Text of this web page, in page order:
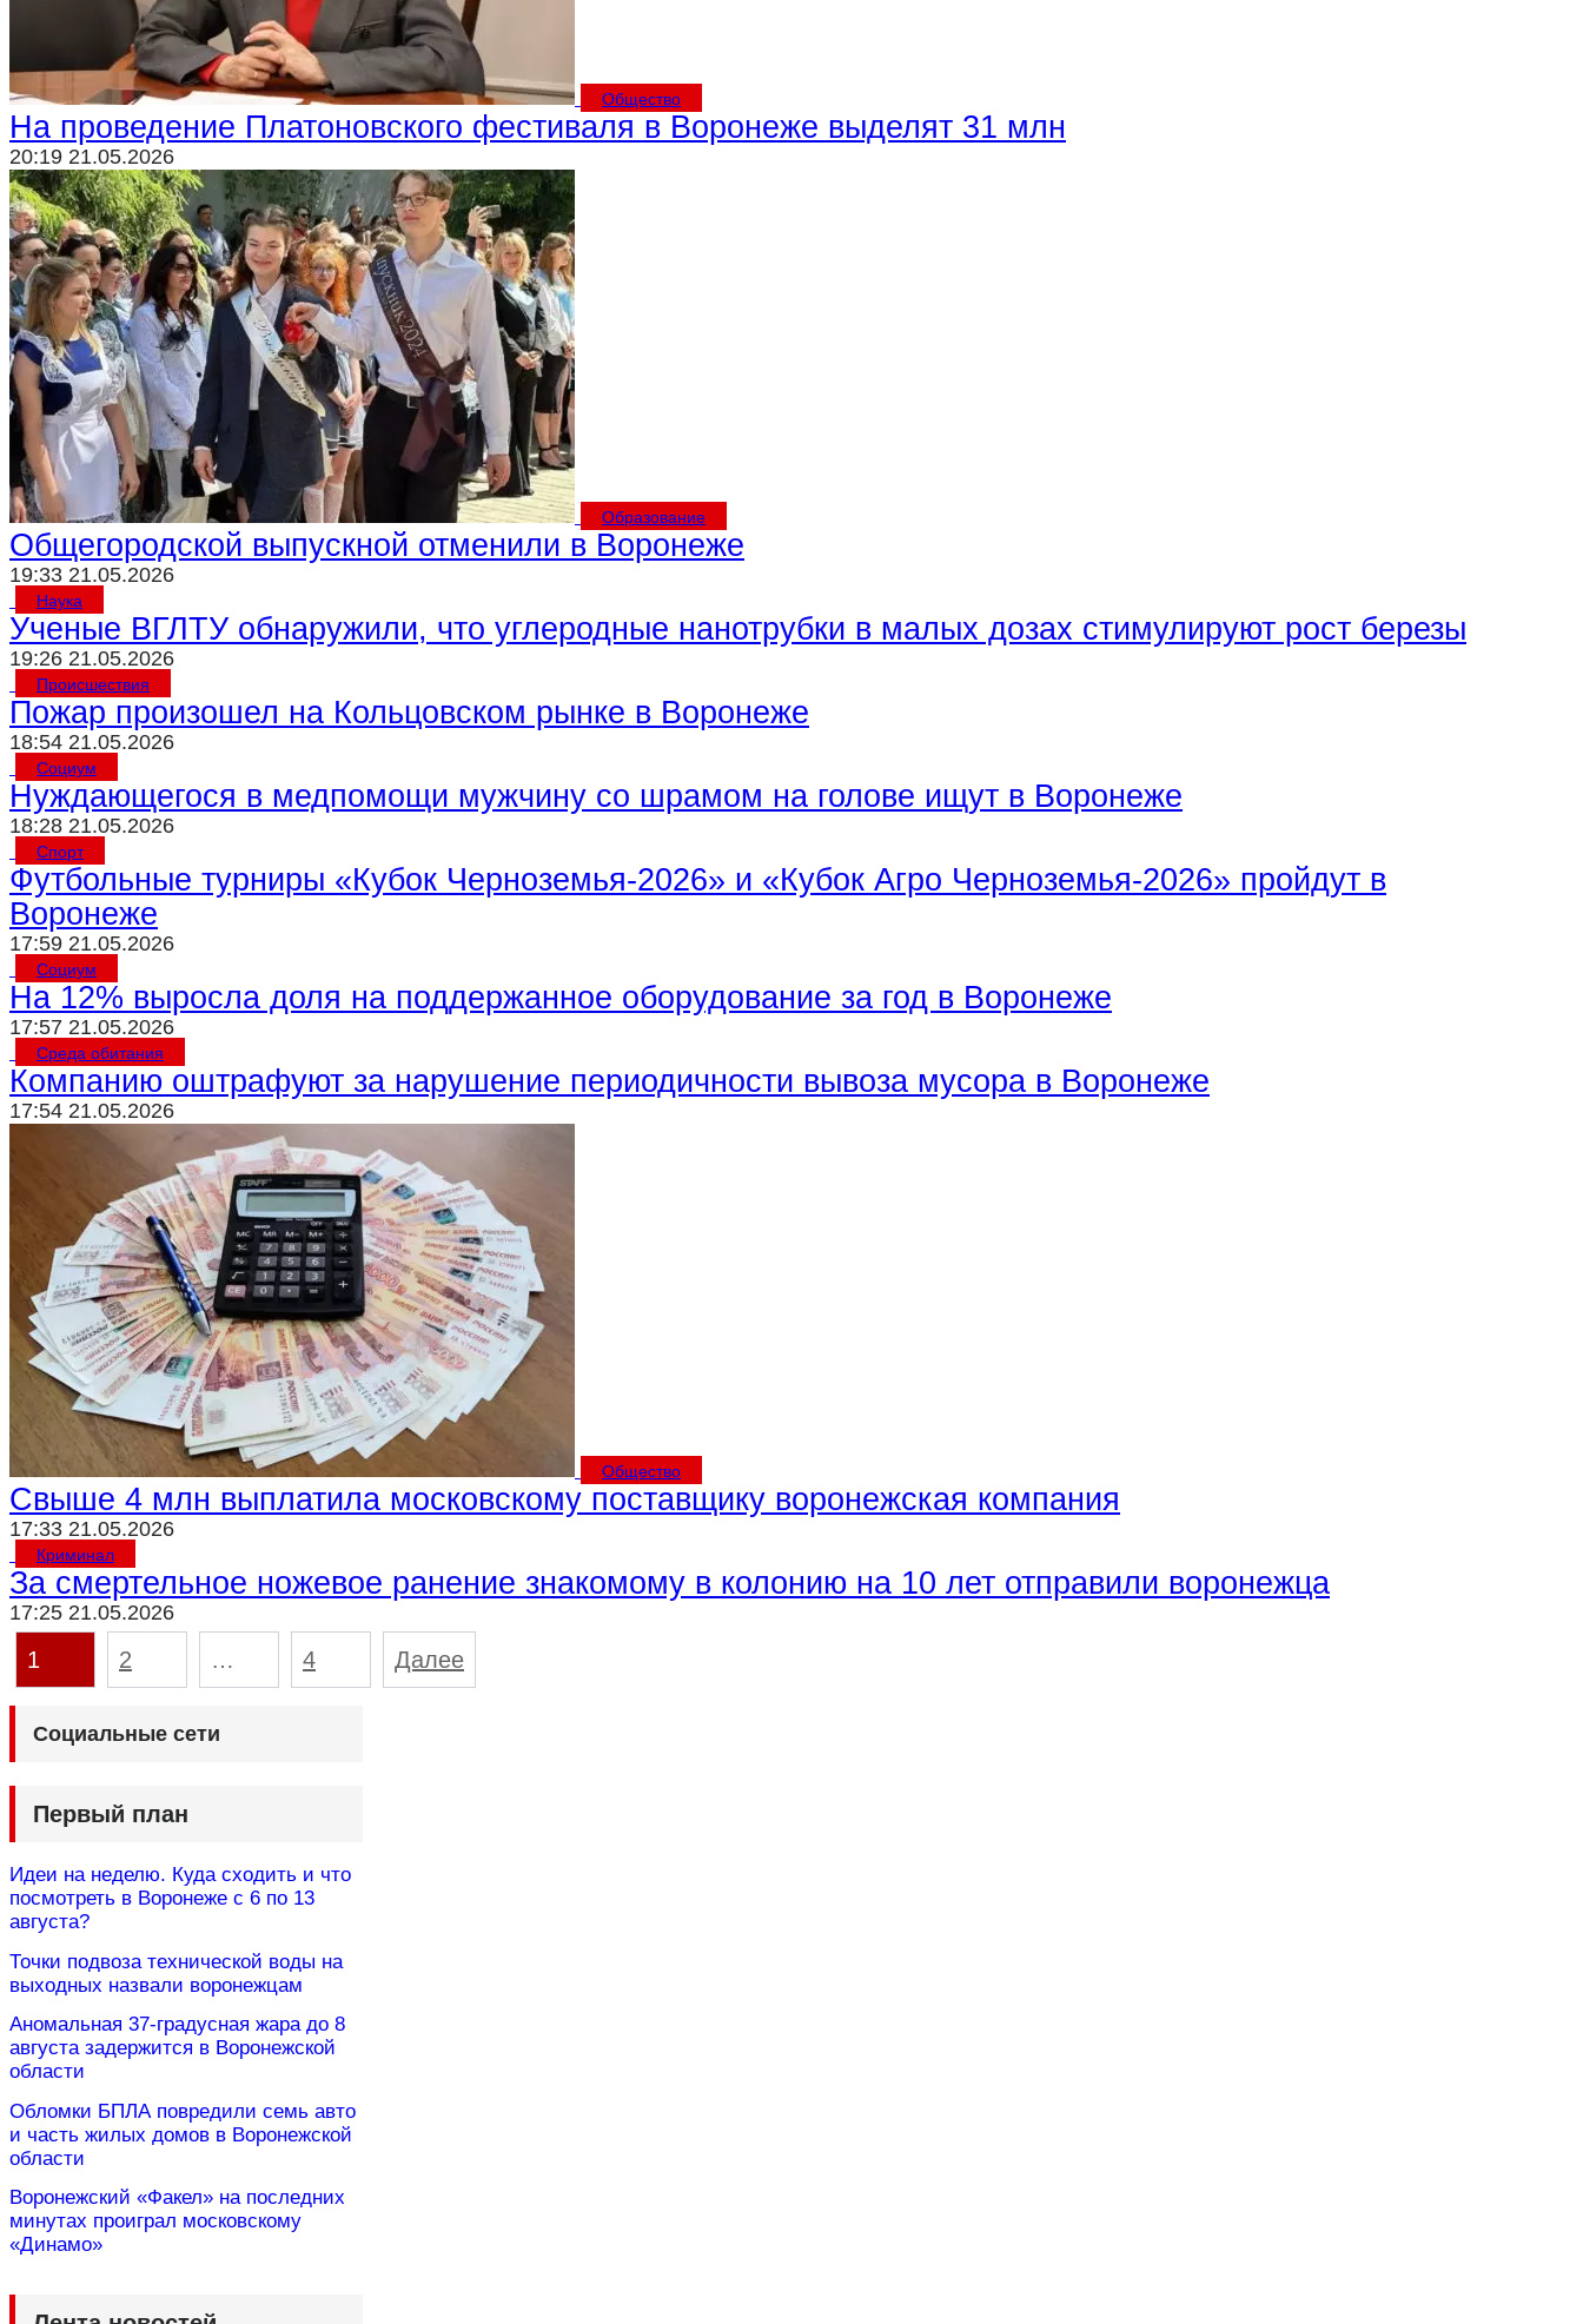
Общество
На проведение Платоновского фестиваля в Воронеже выделят 31 млн
20:19 21.05.2026
Образование
Общегородской выпускной отменили в Воронеже
19:33 21.05.2026
Наука
Ученые ВГЛТУ обнаружили, что углеродные нанотрубки в малых дозах стимулируют рост березы
19:26 21.05.2026
Происшествия
Пожар произошел на Кольцовском рынке в Воронеже
18:54 21.05.2026
Социум
Нуждающегося в медпомощи мужчину со шрамом на голове ищут в Воронеже
18:28 21.05.2026
Спорт
Футбольные турниры «Кубок Черноземья-2026» и «Кубок Агро Черноземья-2026» пройдут в
Воронеже
17:59 21.05.2026
Социум
На 12% выросла доля на поддержанное оборудование за год в Воронеже
17:57 21.05.2026
Среда обитания
Компанию оштрафуют за нарушение периодичности вывоза мусора в Воронеже
17:54 21.05.2026
Общество
Свыше 4 млн выплатила московскому поставщику воронежская компания
17:33 21.05.2026
Криминал
За смертельное ножевое ранение знакомому в колонию на 10 лет отправили воронежца
17:25 21.05.2026
Пагинация
записей
1 2 … 4 Далее
Социальные сети
Первый план
Идеи на неделю. Куда сходить и что
посмотреть в Воронеже с 6 по 13
августа?
Точки подвоза технической воды на
выходных назвали воронежцам
Аномальная 37-градусная жара до 8
августа задержится в Воронежской
области
Обломки БПЛА повредили семь авто
и часть жилых домов в Воронежской
области
Воронежский «Факел» на последних
минутах проиграл московскому
«Динамо»